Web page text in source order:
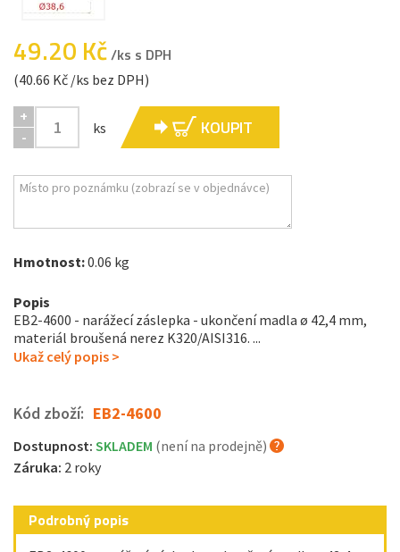
49.20 Kč/ks s DPH
(40.66 Kč /ks bez DPH)
+
-
ks KOUPIT
Hmotnost:0.06 kg
Popis
EB2-4600 - narážecí záslepka - ukončení madla ø 42,4 mm,
materiál broušená nerez K320/AISI316. ...
Ukaž celý popis >
Kód zboží: EB2-4600
Dostupnost: SKLADEM (není na prodejně)
Záruka: 2 roky
Podrobný popis